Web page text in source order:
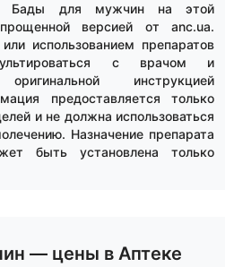
Бады для мужчин на этой
версией от anc.ua.
использованием препаратов
с врачом и
инструкцией
предоставляется только
и не должна использоваться
Назначение препарата
быть установлена только
— цены в Аптеке